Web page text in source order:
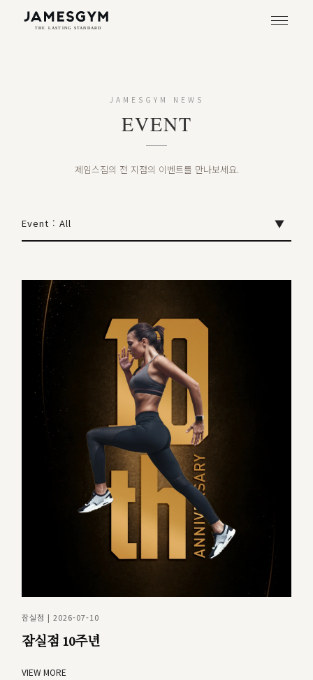
JAMESGYM NEWS
EVENT
제임스짐의 전 지점의 이벤트를 만나보세요.
Event : All ▼
잠실점 | 2026-07-10
잠실점 10주년
VIEW MORE